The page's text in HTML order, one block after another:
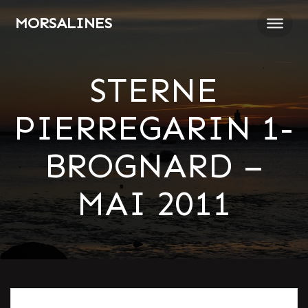
Passer
au
MORSALINES
STERNE
PIERREGARIN 1-
BROGNARD –
MAI 2011